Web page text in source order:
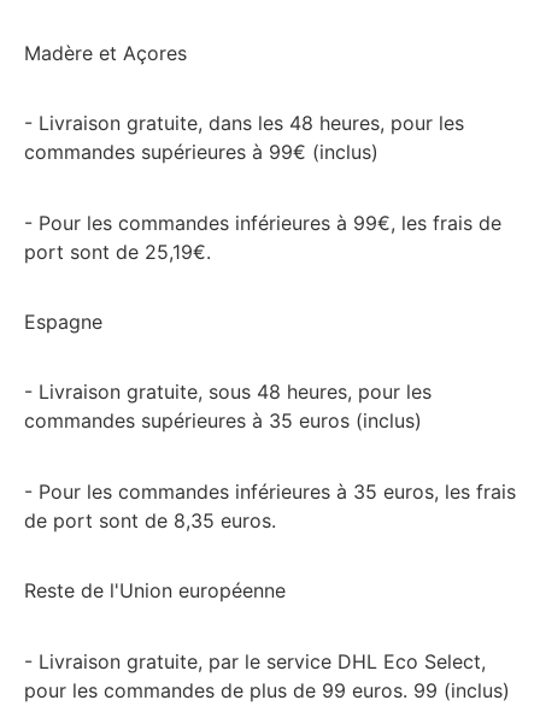
Madère et Açores
- Livraison gratuite, dans les 48 heures, pour les
commandes supérieures à 99€ (inclus)
- Pour les commandes inférieures à 99€, les frais de
port sont de 25,19€.
Espagne
- Livraison gratuite, sous 48 heures, pour les
commandes supérieures à 35 euros (inclus)
- Pour les commandes inférieures à 35 euros, les frais
de port sont de 8,35 euros.
Reste de l'Union européenne
- Livraison gratuite, par le service DHL Eco Select,
pour les commandes de plus de 99 euros. 99 (inclus)